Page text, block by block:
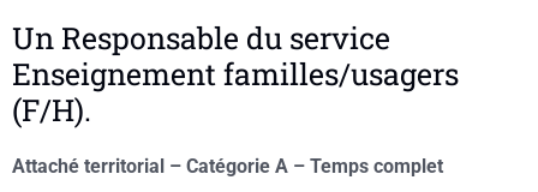
Un Responsable du service
Enseignement familles/usagers
(F/H).
Attaché territorial – Catégorie A – Temps complet